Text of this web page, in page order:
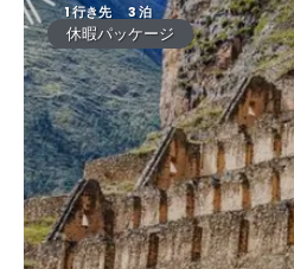
1 行き先 3 泊
休暇パッケージ